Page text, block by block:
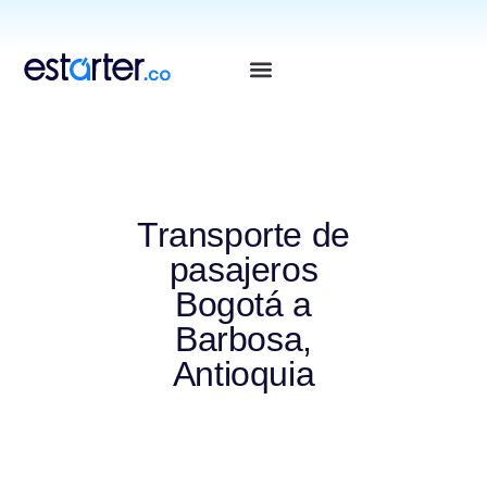
Transporte de
pasajeros
Bogotá a
Barbosa,
Antioquia